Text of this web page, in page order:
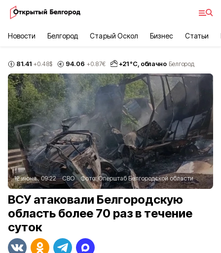
Новости Белгород Старый Оскол Бизнес Статьи
81.41 +0.48$ 94.06 +0.87€ +21°С, облачно Белгород
12 июня , 09:22 СВО Фото:Оперштаб Белгородской области
ВСУ атаковали Белгородскую
область более 70 раз в течение
суток